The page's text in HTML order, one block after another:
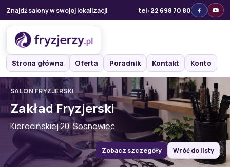
Znajdź salony w swojej lokalizacji tel: 22 698 70 80
Strona główna Oferta Poradnik Kontakt Konto
SALON FRYZJERSKI
Zakład Fryzjerski
Kierocińskiej 20, Sosnowiec
Zobacz szczegóły Wróć do listy